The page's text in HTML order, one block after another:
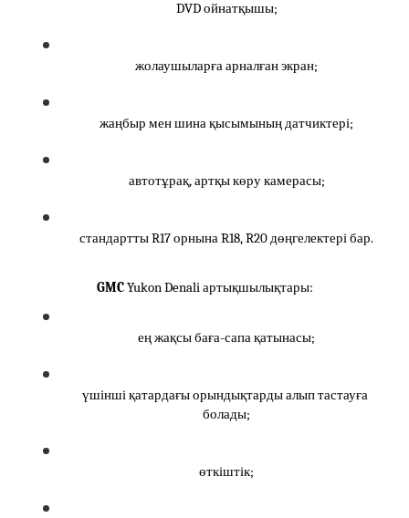
DVD ойнатқышы;
жолаушыларға арналған экран;
жаңбыр мен шина қысымының датчиктері;
автотұрақ, артқы көру камерасы;
стандартты R17 орнына R18, R20 дөңгелектері бар.
GMC Yukon Denali артықшылықтары:
ең жақсы баға-сапа қатынасы;
үшінші қатардағы орындықтарды алып тастауға
болады;
өткіштік;